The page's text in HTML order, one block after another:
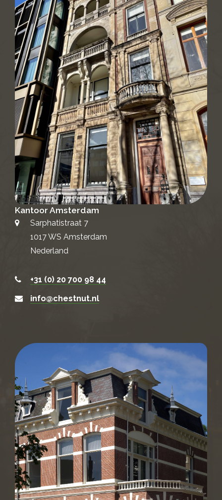
Kantoor Amsterdam
Sarphatistraat 7
1017 WS Amsterdam
Nederland
+31 (0) 20 700 98 44
info@chestnut.nl